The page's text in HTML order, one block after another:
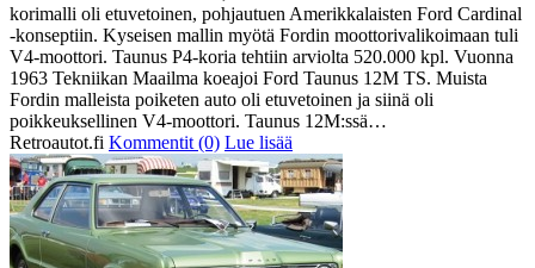
korimalli oli etuvetoinen, pohjautuen Amerikkalaisten Ford Cardinal
-konseptiin. Kyseisen mallin myötä Fordin moottorivalikoimaan tuli
V4-moottori. Taunus P4-koria tehtiin arviolta 520.000 kpl. Vuonna
1963 Tekniikan Maailma koeajoi Ford Taunus 12M TS. Muista
Fordin malleista poiketen auto oli etuvetoinen ja siinä oli
poikkeuksellinen V4-moottori. Taunus 12M:ssä…
Retroautot.fi Kommentit (0) Lue lisää